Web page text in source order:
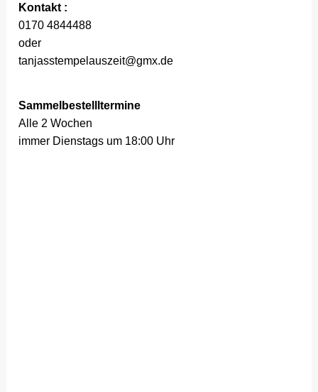
Kontakt :
0170 4844488
oder
tanjasstempelauszeit@gmx.de
Sammelbestellltermine
Alle 2 Wochen
immer Dienstags um 18:00 Uhr